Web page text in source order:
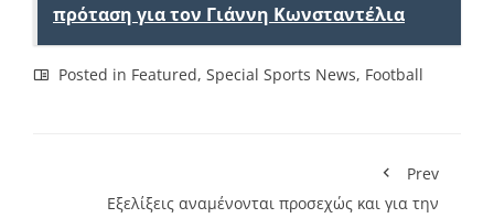
πρόταση για τον Γιάννη Κωνσταντέλια
Posted in Featured, Special Sports News, Football
Prev
Εξελίξεις αναμένονται προσεχώς και για την